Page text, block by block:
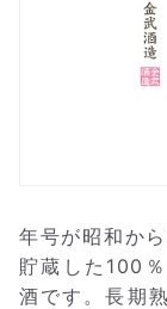
年号が昭和か
貯蔵した100
酒です。長期